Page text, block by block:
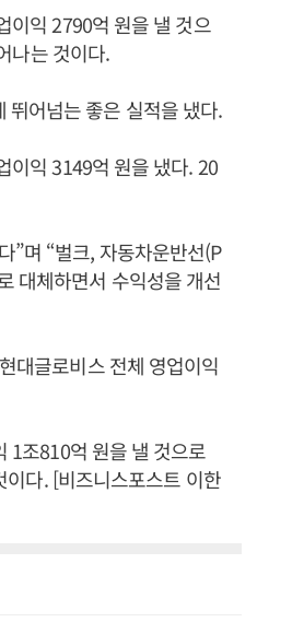
이익 2790억 원을 낼 것으
나는 것이다.
뛰어넘는 좋은 실적을 냈다.
이익 3149억 원을 냈다. 20
”며 “벌크, 자동차운반선(P
대체하면서 수익성을 개선
대글로비스 전체 영업이익
1조810억 원을 낼 것으로
다. [비즈니스포스트 이한